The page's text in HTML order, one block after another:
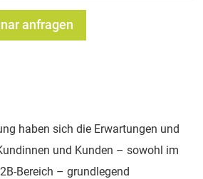
anfragen
haben sich die Erwartungen und
und Kunden – sowohl im
Bereich – grundlegend